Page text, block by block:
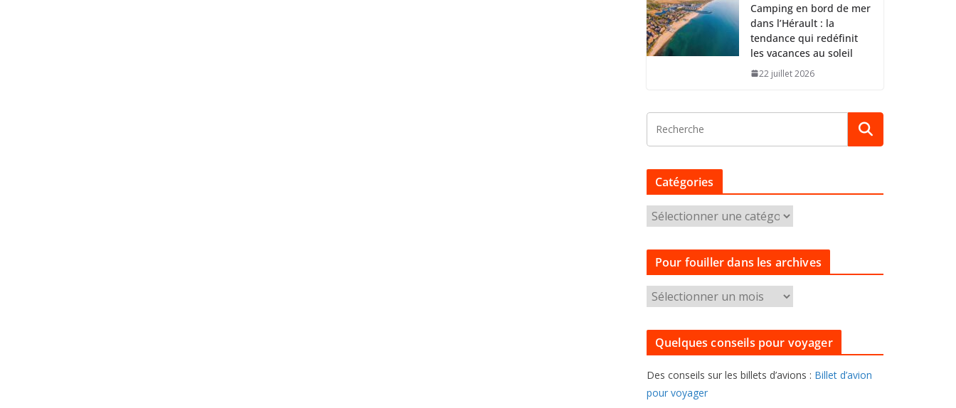
Camping en bord de mer
dans l’Hérault : la
tendance qui redéfinit
les vacances au soleil
22 juillet 2026
Catégories
a
t
g
e
s
Pour fouiller dans les archives
o
u
o
u
Quelques conseils pour voyager
Des conseils sur les billets d’avions : Billet d’avion
pour voyager